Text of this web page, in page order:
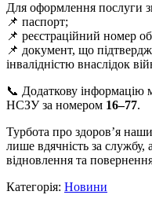
Для оформлення послуги
📌 паспорт;
📌 реєстраційний номер
📌 документ, що
інвалідністю внаслідок
📞 Додаткову інформацію
НСЗУ за номером 16–77.
Турбота про здоров’я
лише вдячність за
відновлення та
Категорія: Новини